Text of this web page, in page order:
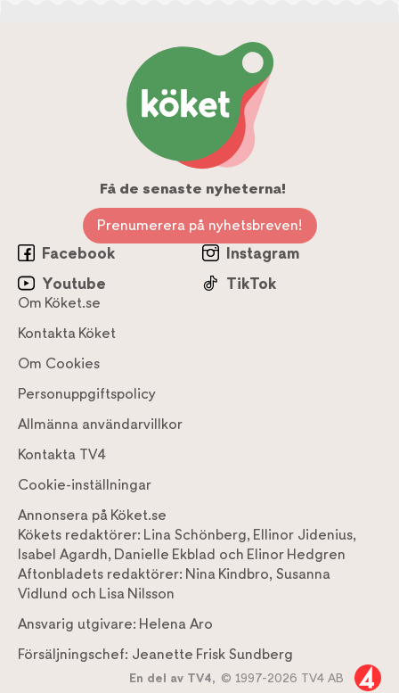
Få de senaste nyheterna!
Prenumerera på nyhetsbreven!
Facebook
Instagram
Youtube
TikTok
Om Köket.se
Kontakta Köket
Om Cookies
Personuppgiftspolicy
Allmänna användarvillkor
Kontakta TV4
Cookie-inställningar
Annonsera på Köket.se
Kökets redaktörer: Lina Schönberg, Ellinor Jidenius,
Isabel Agardh, Danielle Ekblad och Elinor Hedgren
Aftonbladets redaktörer: Nina Kindbro, Susanna
Vidlund och Lisa Nilsson
Ansvarig utgivare: Helena Aro
Försäljningschef: Jeanette Frisk Sundberg
En del av TV4, © 1997-2026 TV4 AB